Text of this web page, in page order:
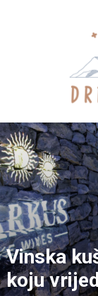
Vinska
koju